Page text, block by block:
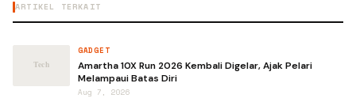
ARTIKEL TERKAIT
GADGET
Amartha 10X Run 2026 Kembali Digelar, Ajak Pelari
Melampaui Batas Diri
Aug 7, 2026